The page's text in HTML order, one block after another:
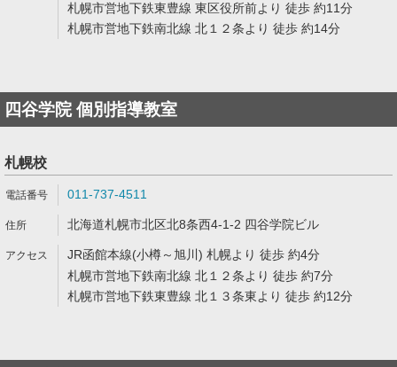
札幌市営地下鉄東豊線 東区役所前より 徒歩 約11分
札幌市営地下鉄南北線 北１２条より 徒歩 約14分
四谷学院 個別指導教室
札幌校
011-737-4511
北海道札幌市北区北8条西4-1-2 四谷学院ビル
JR函館本線(小樽～旭川) 札幌より 徒歩 約4分
札幌市営地下鉄南北線 北１２条より 徒歩 約7分
札幌市営地下鉄東豊線 北１３条東より 徒歩 約12分